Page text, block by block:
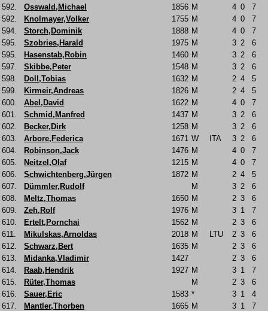
592.
Osswald,Michael 1856 M 4 0
7
592.
Knolmayer,Volker 1755 M 4 0
7
594.
Storch,Dominik 1888 M 4 0
7
595.
Szobries,Harald 1975 M 3 2
6
595.
Hasenstab,Robin 1460 M 3 2
6
597.
Skibbe,Peter 1548 M 3 2
6
598.
Doll,Tobias 1632 M 2 4
5
599.
Kirmeir,Andreas 1826 M 2 4
5
600.
Abel,David 1622 M 4 0
7
601.
Schmid,Manfred 1437 M 3 2
6
602.
Becker,Dirk 1258 M 3 2
6
603.
Arbore,Federica 1671 W ITA 3 2
6
604.
Robinson,Jack 1476 M 4 0
7
605.
Neitzel,Olaf 1215 M 4 0
7
606.
Schwichtenberg,Jürgen 1872 M 2 4
5
607.
Dümmler,Rudolf M 3 2
6
608.
Meltz,Thomas 1650 M 2 3
6
609.
Zeh,Rolf 1976 M 3 1
7
610.
Ertelt,Pornchai 1562 M 2 3
6
611.
Mikulskas,Arnoldas 2018 M LTU 2 3
6
612.
Schwarz,Bert 1635 M 2 3
6
613.
Midanka,Vladimir 1427 2 3
6
614.
Raab,Hendrik 1927 M 3 1
7
615.
Rüter,Thomas M 2 3
6
616.
Sauer,Eric 1583 * 3 1
4
617.
Mantler,Thorben 1665 M 3 1
7